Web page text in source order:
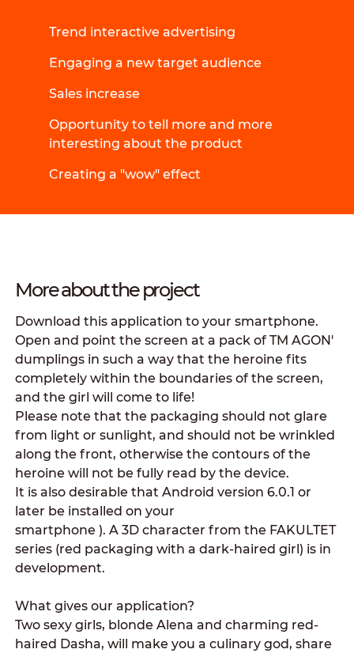
Trend interactive advertising
Engaging a new target audience
Sales increase
Opportunity to tell more and more
interesting about the product
Creating a "wow" effect
More about the project
Download this application to your smartphone.
Open and point the screen at a pack of TM AGON'
dumplings in such a way that the heroine fits
completely within the boundaries of the screen,
and the girl will come to life!
Please note that the packaging should not glare
from light or sunlight, and should not be wrinkled
along the front, otherwise the contours of the
heroine will not be fully read by the device.
It is also desirable that Android version 6.0.1 or
later be installed on your
smartphone ). A 3D character from the FAKULTET
series (red packaging with a dark-haired girl) is in
development.
What gives our application?
Two sexy girls, blonde Alena and charming red-
haired Dasha, will make you a culinary god, share